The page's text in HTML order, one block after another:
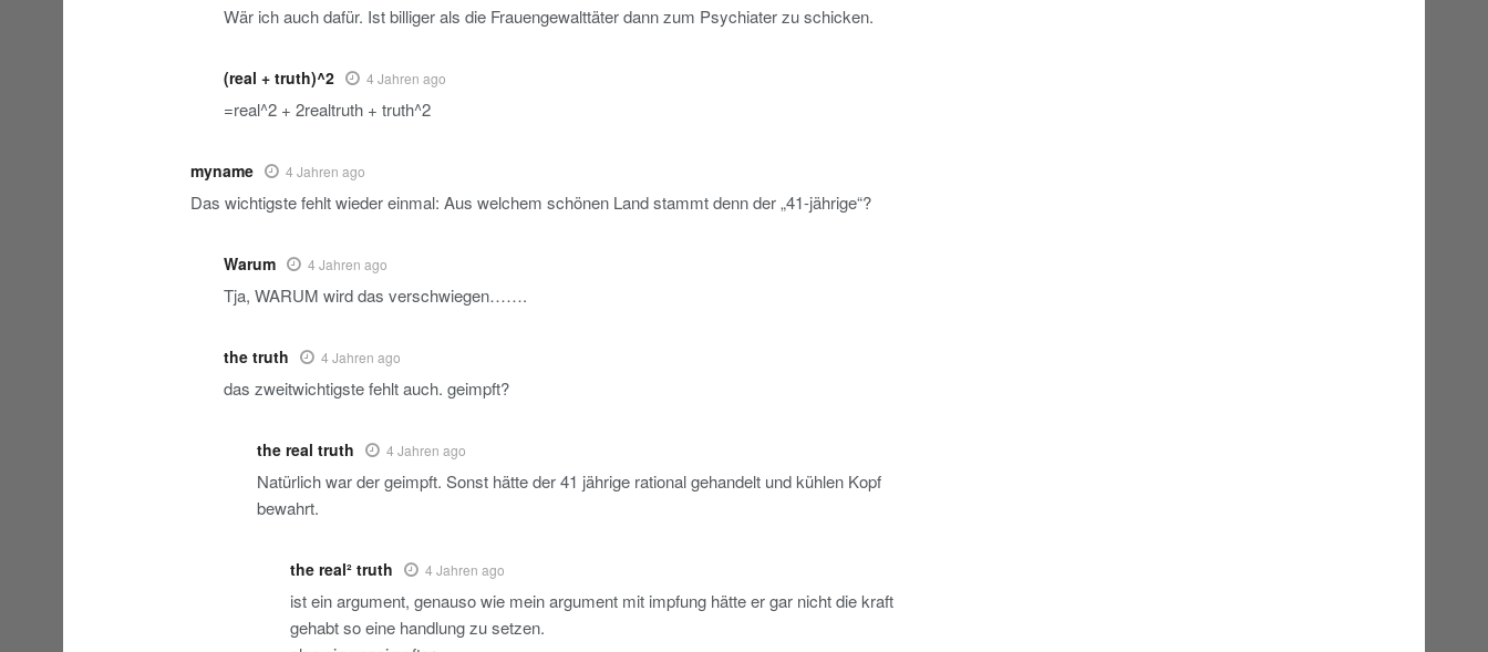
Wär ich auch dafür. Ist billiger als die Frauengewalttäter dann zum Psychiater zu schicken.
(real + truth)^2 4 Jahren ago
=real^2 + 2realtruth + truth^2
myname 4 Jahren ago
Das wichtigste fehlt wieder einmal: Aus welchem schönen Land stammt denn der „41-jährige“?
Warum 4 Jahren ago
Tja, WARUM wird das verschwiegen…….
the truth 4 Jahren ago
das zweitwichtigste fehlt auch. geimpft?
the real truth 4 Jahren ago
Natürlich war der geimpft. Sonst hätte der 41 jährige rational gehandelt und kühlen Kopf
bewahrt.
the real² truth 4 Jahren ago
ist ein argument, genauso wie mein argument mit impfung hätte er gar nicht die kraft
gehabt so eine handlung zu setzen.